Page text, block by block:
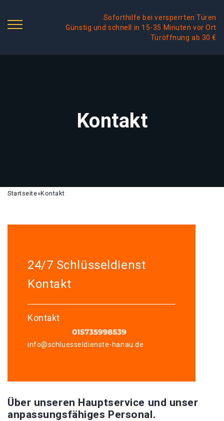
Soforthilfe bei versperrten Türen
Günstig und schnell in 15-35 Minuten vor Ort
Türöffnung ab 30 €
Kontakt
Startseite»Kontakt
24/7 Schlüsseldienst
Kontakt
Kontakt
info@schluesseldienste-hanau.de
Über unseren Hauptservice und unser
anpassungsfähiges Personal.